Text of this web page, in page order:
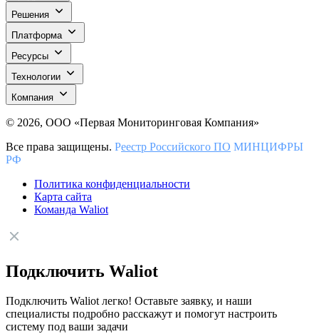
Решения
Платформа
Ресурсы
Технологии
Компания
© 2026, ООО «Первая Мониторинговая Компания»
Все права защищены. Реестр Российского ПО МИНЦИФРЫ
РФ
Политика конфиденциальности
Карта сайта
Команда Waliot
Подключить Waliot
Подключить Waliot легко! Оставьте заявку, и наши
специалисты подробно расскажут и помогут настроить
систему под ваши задачи